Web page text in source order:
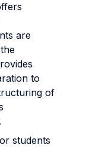
are
to
of
students